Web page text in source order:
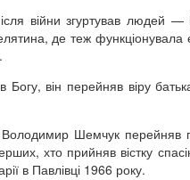
війни згуртував людей —
де теж
він перейняв віру
Шемчук перейняв
хто прийняв вістку
в Павлівці 1966 року.